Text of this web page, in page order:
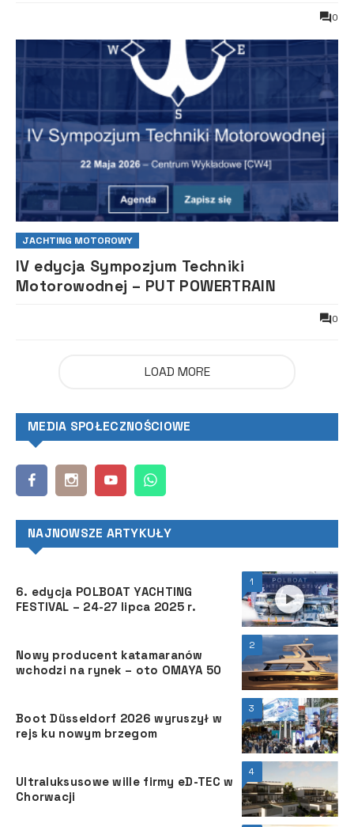
0
JACHTING MOTOROWY
IV edycja Sympozjum Techniki
Motorowodnej – PUT POWERTRAIN
0
LOAD MORE
MEDIA SPOŁECZNOŚCIOWE
NAJNOWSZE ARTYKUŁY
1
6. edycja POLBOAT YACHTING
FESTIVAL – 24-27 lipca 2025 r.
2
Nowy producent katamaranów
wchodzi na rynek – oto OMAYA 50
3
Boot Düsseldorf 2026 wyruszył w
rejs ku nowym brzegom
4
Ultraluksusowe wille firmy eD-TEC w
Chorwacji